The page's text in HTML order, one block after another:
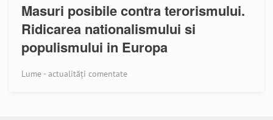
Masuri posibile contra terorismului.
Ridicarea nationalismului si
populismului in Europa
Lume - actualități comentate